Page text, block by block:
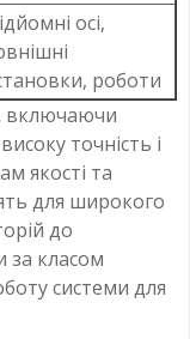
осі,
роботи
включаючи
точність і
якості та
для широкого
до
за класом
системи для